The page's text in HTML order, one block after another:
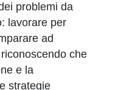
problemi da
lavorare per
ad
che
e la
strategie